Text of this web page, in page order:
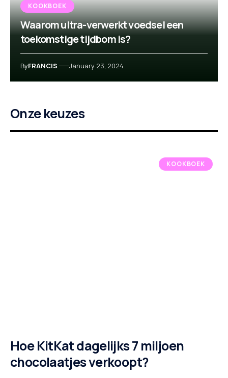
KOOKBOEK
Waarom ultra-verwerkt voedsel een
toekomstige tijdbom is?
ByFRANCIS January 23, 2024
Onze keuzes
KOOKBOEK
Hoe KitKat dagelijks 7 miljoen
chocolaatjes verkoopt?